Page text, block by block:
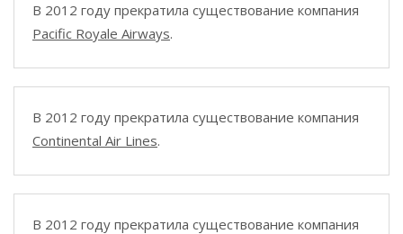
В 2012 году прекратила существование компания
Pacific Royale Airways.
В 2012 году прекратила существование компания
Continental Air Lines.
В 2012 году прекратила существование компания